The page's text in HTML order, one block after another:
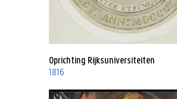
Oprichting Rijksuniversiteiten
1816